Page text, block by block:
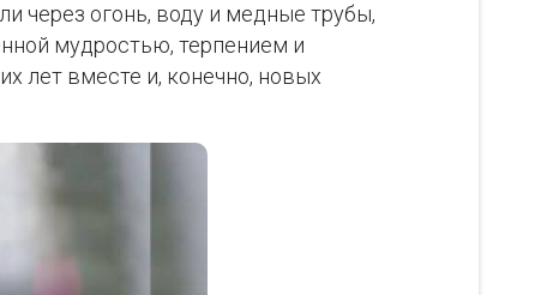
через огонь, воду и медные трубы,
мудростью, терпением и
лет вместе и, конечно, новых